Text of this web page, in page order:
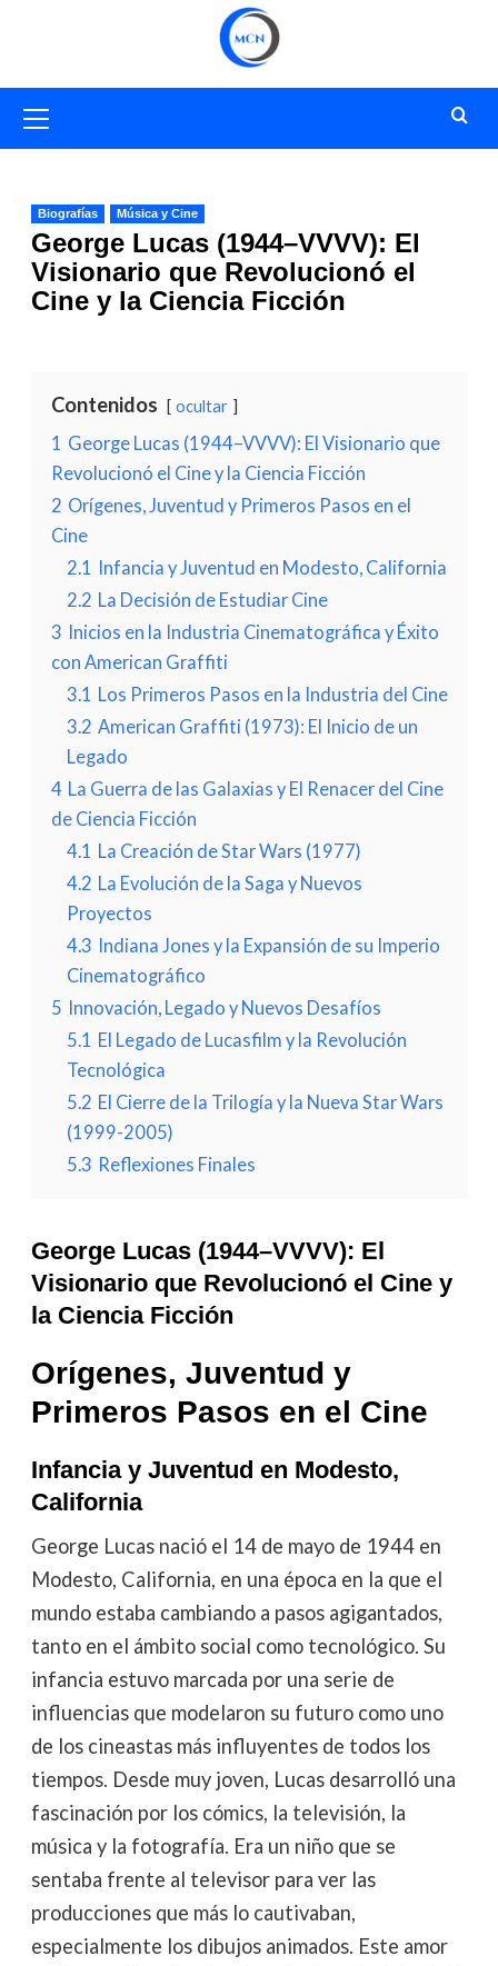
primario
Biografías Música y Cine
George Lucas (1944–VVVV): El
Visionario que Revolucionó el
Cine y la Ciencia Ficción
Contenidos ocultar
1 George Lucas (1944–VVVV): El Visionario que
Revolucionó el Cine y la Ciencia Ficción
2 Orígenes, Juventud y Primeros Pasos en el
Cine
2.1 Infancia y Juventud en Modesto, California
2.2 La Decisión de Estudiar Cine
3 Inicios en la Industria Cinematográfica y Éxito
con American Graffiti
3.1 Los Primeros Pasos en la Industria del Cine
3.2 American Graffiti (1973): El Inicio de un
Legado
4 La Guerra de las Galaxias y El Renacer del Cine
de Ciencia Ficción
4.1 La Creación de Star Wars (1977)
4.2 La Evolución de la Saga y Nuevos
Proyectos
4.3 Indiana Jones y la Expansión de su Imperio
Cinematográfico
5 Innovación, Legado y Nuevos Desafíos
5.1 El Legado de Lucasfilm y la Revolución
Tecnológica
5.2 El Cierre de la Trilogía y la Nueva Star Wars
(1999-2005)
5.3 Reflexiones Finales
George Lucas (1944–VVVV): El
Visionario que Revolucionó el Cine y
la Ciencia Ficción
Orígenes, Juventud y
Primeros Pasos en el Cine
Infancia y Juventud en Modesto,
California
George Lucas nació el 14 de mayo de 1944 en
Modesto, California, en una época en la que el
mundo estaba cambiando a pasos agigantados,
tanto en el ámbito social como tecnológico. Su
infancia estuvo marcada por una serie de
influencias que modelaron su futuro como uno
de los cineastas más influyentes de todos los
tiempos. Desde muy joven, Lucas desarrolló una
fascinación por los cómics, la televisión, la
música y la fotografía. Era un niño que se
sentaba frente al televisor para ver las
producciones que más lo cautivaban,
especialmente los dibujos animados. Este amor